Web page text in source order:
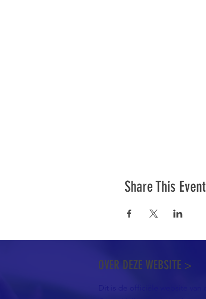
Share This Event
OVER DEZE WEBSITE >